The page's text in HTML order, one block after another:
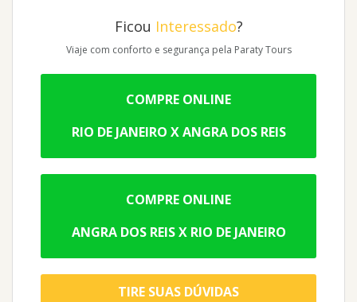
Ficou Interessado?
Viaje com conforto e segurança pela Paraty Tours
COMPRE ONLINE
RIO DE JANEIRO X ANGRA DOS REIS
COMPRE ONLINE
ANGRA DOS REIS X RIO DE JANEIRO
TIRE SUAS DÚVIDAS